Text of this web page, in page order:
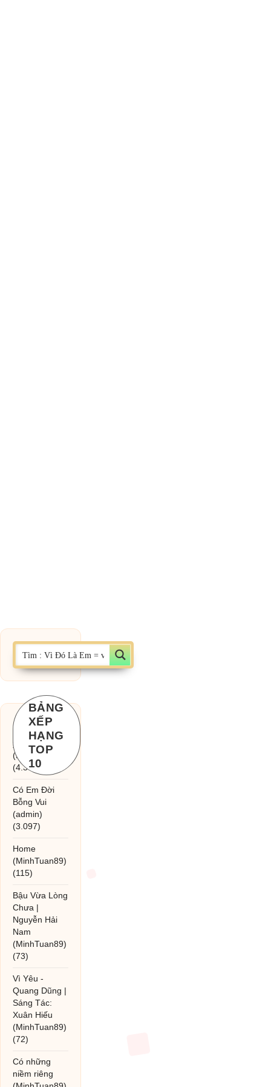
BẢNG
XẾP
HẠNG
TOP
10
Chờ một tiếng
yêu
(MinhTuan89)
(4.393)
Có Em Đời
Bỗng Vui
(admin)
(3.097)
Home
(MinhTuan89)
(115)
Bậu Vừa Lòng
Chưa |
Nguyễn Hải
Nam
(MinhTuan89)
(73)
Vì Yêu -
Quang Dũng |
Sáng Tác:
Xuân Hiếu
(MinhTuan89)
(72)
Có những
niềm riêng